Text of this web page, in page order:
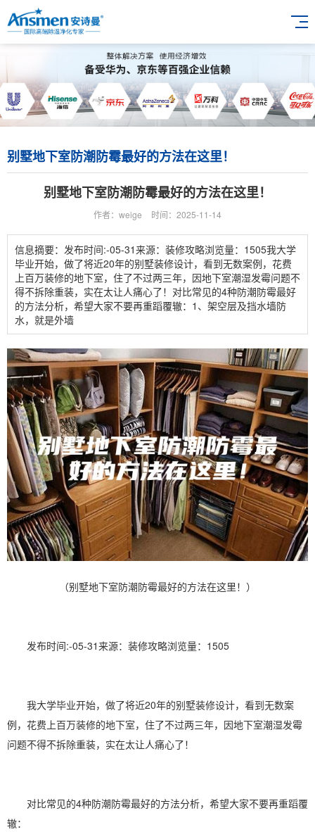
别墅地下室防潮防霉最好的方法在这里！
别墅地下室防潮防霉最好的方法在这里！
作者：weige 时间：2025-11-14
信息摘要：发布时间:-05-31来源：装修攻略浏览量：1505我大学
毕业开始，做了将近20年的别墅装修设计，看到无数案例，花费
上百万装修的地下室，住了不过两三年，因地下室潮湿发霉问题不
得不拆除重装，实在太让人痛心了！对比常见的4种防潮防霉最好
的方法分析，希望大家不要再重蹈覆辙：1、架空层及挡水墙防
水，就是外墙
（别墅地下室防潮防霉最好的方法在这里！）
发布时间:-05-31来源：装修攻略浏览量：1505
我大学毕业开始，做了将近20年的别墅装修设计，看到无数案
例，花费上百万装修的地下室，住了不过两三年，因地下室潮湿发霉
问题不得不拆除重装，实在太让人痛心了！
对比常见的4种防潮防霉最好的方法分析，希望大家不要再重蹈覆
辙：